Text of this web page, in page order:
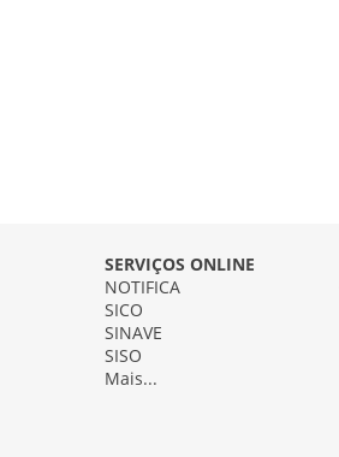
SERVIÇOS ONLINE
NOTIFICA
SICO
SINAVE
SISO
Mais...